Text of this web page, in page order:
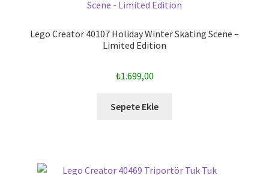
Lego Creator 40107 Holiday Winter Skating Scene –
Limited Edition
₺1.699,00
Sepete Ekle